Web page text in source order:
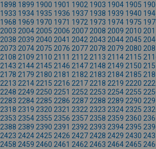
1898 1899 1900 1901 1902 1903 1904 1905
1933 1934 1935 1936 1937 1938 1939 1940
1968 1969 1970 1971 1972 1973 1974 1975
2003 2004 2005 2006 2007 2008 2009 2010
2038 2039 2040 2041 2042 2043 2044 2045
2073 2074 2075 2076 2077 2078 2079 2080
2108 2109 2110 2111 2112 2113 2114 2115
2143 2144 2145 2146 2147 2148 2149 2150
2178 2179 2180 2181 2182 2183 2184 2185
2213 2214 2215 2216 2217 2218 2219 2220
2248 2249 2250 2251 2252 2253 2254 2255
2283 2284 2285 2286 2287 2288 2289 2290
2318 2319 2320 2321 2322 2323 2324 2325
2353 2354 2355 2356 2357 2358 2359 2360
2388 2389 2390 2391 2392 2393 2394 2395
2423 2424 2425 2426 2427 2428 2429 2430
2458 2459 2460 2461 2462 2463 2464 2465